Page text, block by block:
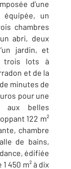
d’une
un
chambres
abri, deux
jardin, et
trois lots à
et de la
minutes de
pour une
aux belles
122 m²
chambre
de bains,
édifiée
450 m² à dix